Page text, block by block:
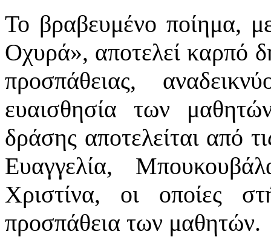
Το βραβευμένο ποίημα,
Οχυρά», αποτελεί καρπό
προσπάθειας,
ευαισθησία των
δράσης αποτελείται από
Ευαγγελία,
Χριστίνα, οι οποίες
προσπάθεια των μαθητών.